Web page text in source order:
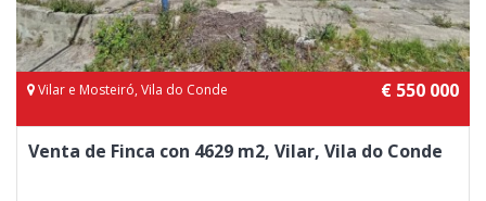
Vilar e Mosteiró, Vila do Conde € 550 000
Venta de Finca con 4629 m2, Vilar, Vila do Conde